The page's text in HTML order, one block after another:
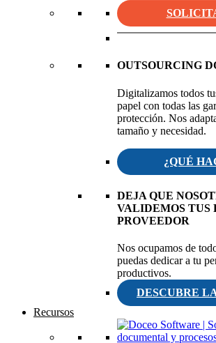
OUTSOURCING
Digitalizamos todos
papel con todas las
protección. Nos
tamaño y necesidad.
¿QUÉ
DEJA QUE
VALIDEMOS TUS
PROVEEDOR
Nos ocupamos de
puedas dedicar a tu
productivos.
DESCUBRE
Recursos